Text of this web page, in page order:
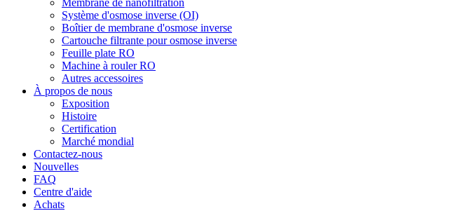
Membrane de nanofiltration
Système d'osmose inverse (OI)
Boîtier de membrane d'osmose inverse
Cartouche filtrante pour osmose inverse
Feuille plate RO
Machine à rouler RO
Autres accessoires
À propos de nous
Exposition
Histoire
Certification
Marché mondial
Contactez-nous
Nouvelles
FAQ
Centre d'aide
Achats